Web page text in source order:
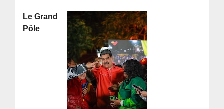
Le Grand
Pôle